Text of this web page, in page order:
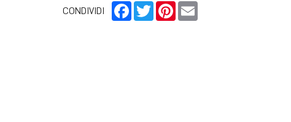
CONDIVIDI Facebook
TwitterPinterest